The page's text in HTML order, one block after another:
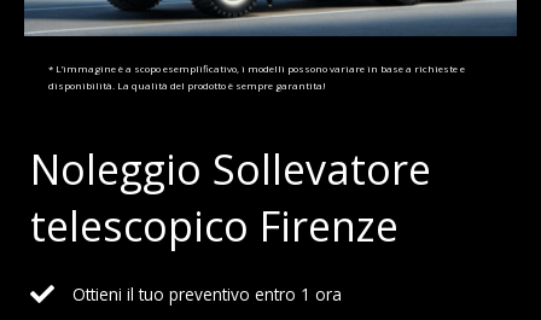
Noleggio Sollevatore
telescopico Firenze
Ottieni il tuo preventivo entro 1 ora
* L’immagine è a scopo esemplificativo, i modelli possono variare in base a richieste e
disponibilità. La qualità del prodotto è sempre garantita!